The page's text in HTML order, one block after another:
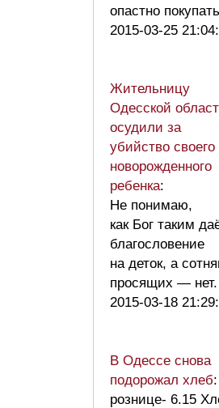
опастно
2015-03-25
Жительницу
Одесской
осудили за
убийство своего
новорожденного
ребенка:
Не понимаю,
как Бог таким
благословение
на деток, а
просящих —
2015-03-18
В Одессе снова
подорожал хлеб
рознице- 6.15